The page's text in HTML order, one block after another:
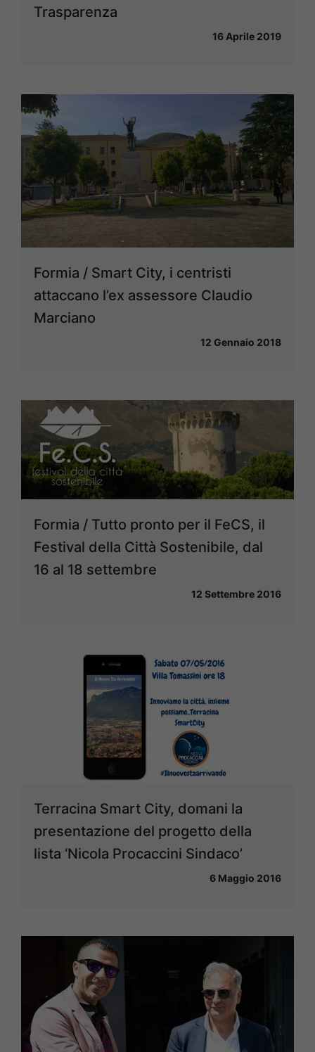
Trasparenza
16 Aprile 2019
Formia / Smart City, i centristi
attaccano l’ex assessore Claudio
Marciano
12 Gennaio 2018
Formia / Tutto pronto per il FeCS, il
Festival della Città Sostenibile, dal
16 al 18 settembre
12 Settembre 2016
Terracina Smart City, domani la
presentazione del progetto della
lista ‘Nicola Procaccini Sindaco’
6 Maggio 2016